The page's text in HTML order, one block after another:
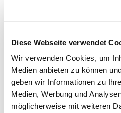
Diese Webseite verwendet
Wir verwenden Cookies, um
Medien anbieten zu können
geben wir Informationen zu
Medien, Werbung und
möglicherweise mit weiteren